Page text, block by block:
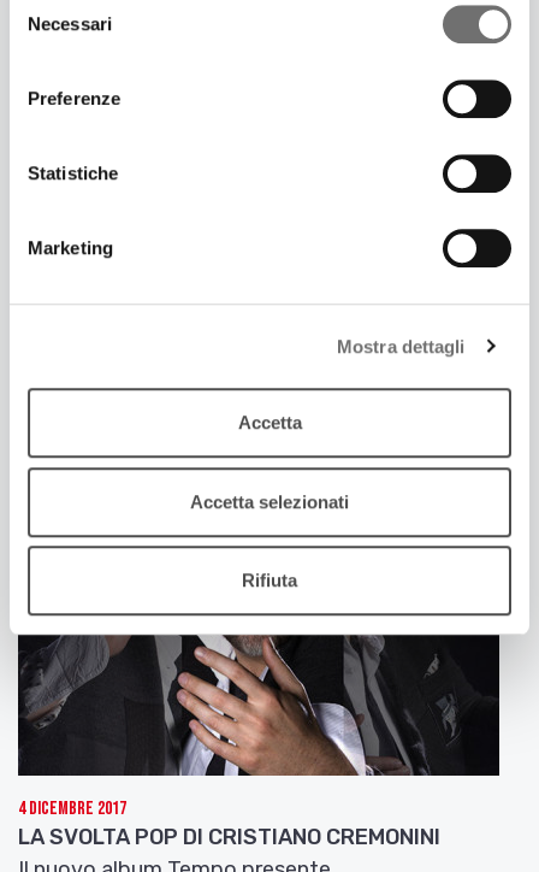
delNecessari
Preferenze
Statistiche
Marketing
Mostra dettagli
Accetta
Accetta selezionati
Rifiuta
19 Dicembre 2017
SI TORNA A DANZARE CON “MI CHIAMO
Rimasterizzati in un doppio cd brani originali e
arrangiamenti di Secondo Casadei
4 Dicembre 2017
LA SVOLTA POP DI CRISTIANO CREMONINI